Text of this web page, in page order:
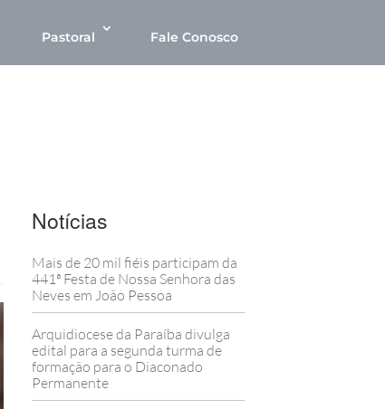
Pastoral Fale Conosco
Notícias
Mais de 20 mil fiéis participam da
441ª Festa de Nossa Senhora das
Neves em João Pessoa
Arquidiocese da Paraíba divulga
edital para a segunda turma de
formação para o Diaconado
Permanente